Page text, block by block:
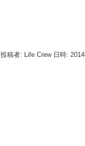
投稿者: Life Crew 日時: